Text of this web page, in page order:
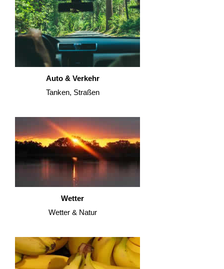
Auto & Verkehr
Tanken, Straßen
Wetter
Wetter & Natur